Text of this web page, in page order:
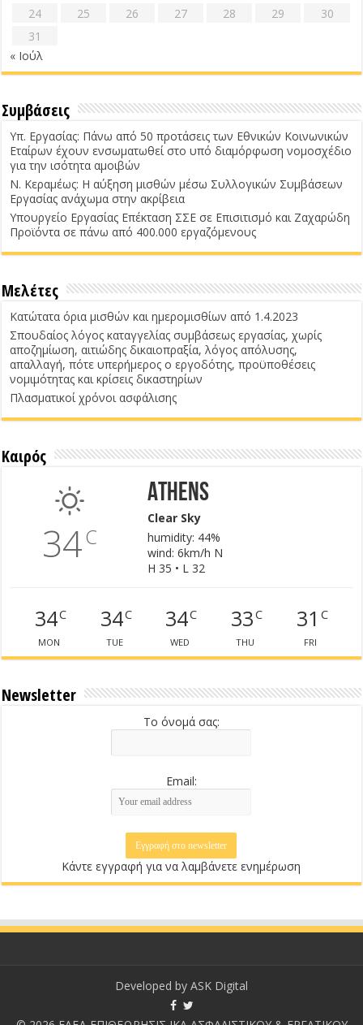
24
25 26 27 28 29
30
31
« Ιούλ
Συμβάσεις
Υπ. Εργασίας: Πάνω από 50 προτάσεις των Εθνικών Κοινωνικών
Εταίρων έχουν ενσωματωθεί στο υπό διαμόρφωση νομοσχέδιο
για την ισότητα αμοιβών
Ν. Κεραμέως: Η αύξηση μισθών μέσω Συλλογικών Συμβάσεων
Εργασίας ανάχωμα στην ακρίβεια
Υπουργείο Εργασίας Επέκταση ΣΣΕ σε Επισιτισμό και Ζαχαρώδη
Προϊόντα σε πάνω από 400.000 εργαζόμενους
Μελέτες
Κατώτατα όρια μισθών και ημερομισθίων από 1.4.2023
Σπουδαίος λόγος καταγγελίας συμβάσεως εργασίας, χωρίς
αποζημίωση, αιτιώδης δικαιοπραξία, λόγος απόλυσης,
απαλλαγή, πότε υπερήμερος ο εργοδότης, προϋποθέσεις
νομιμότητας και κρίσεις δικαστηρίων
Πλασματικοί χρόνοι ασφάλισης
Καιρός
34C
Athens
Clear Sky
humidity: 44%
wind: 6km/h N
H 35 • L 32
34C
MON
34C
TUE
34C
WED
33C
THU
31 C
FRI
Newsletter
Το όνομά σας:
Email:
Κάντε εγγραφή για να λαμβάνετε ενημέρωση
Developed by ASK Digital